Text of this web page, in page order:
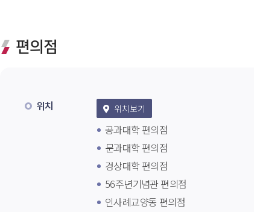
편의점
위치 위치보기
공과대학 편의점
문과대학 편의점
경상대학 편의점
56주년기념관 편의점
인사례교양동 편의점